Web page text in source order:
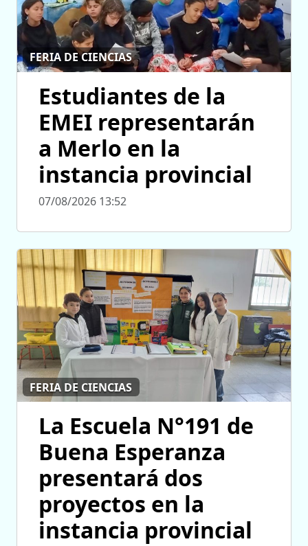
FERIA DE CIENCIAS
Estudiantes de la
EMEI representarán
a Merlo en la
instancia provincial
07/08/2026 13:52
FERIA DE CIENCIAS
La Escuela N°191 de
Buena Esperanza
presentará dos
proyectos en la
instancia provincial